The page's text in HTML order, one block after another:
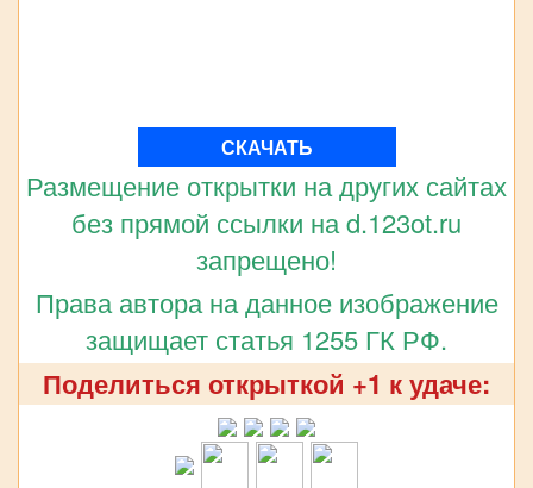
СКАЧАТЬ
Размещение открытки на других сайтах
без прямой ссылки на d.123ot.ru
запрещено!
Права автора на данное изображение
защищает статья 1255 ГК РФ.
Поделиться открыткой +1 к удаче: